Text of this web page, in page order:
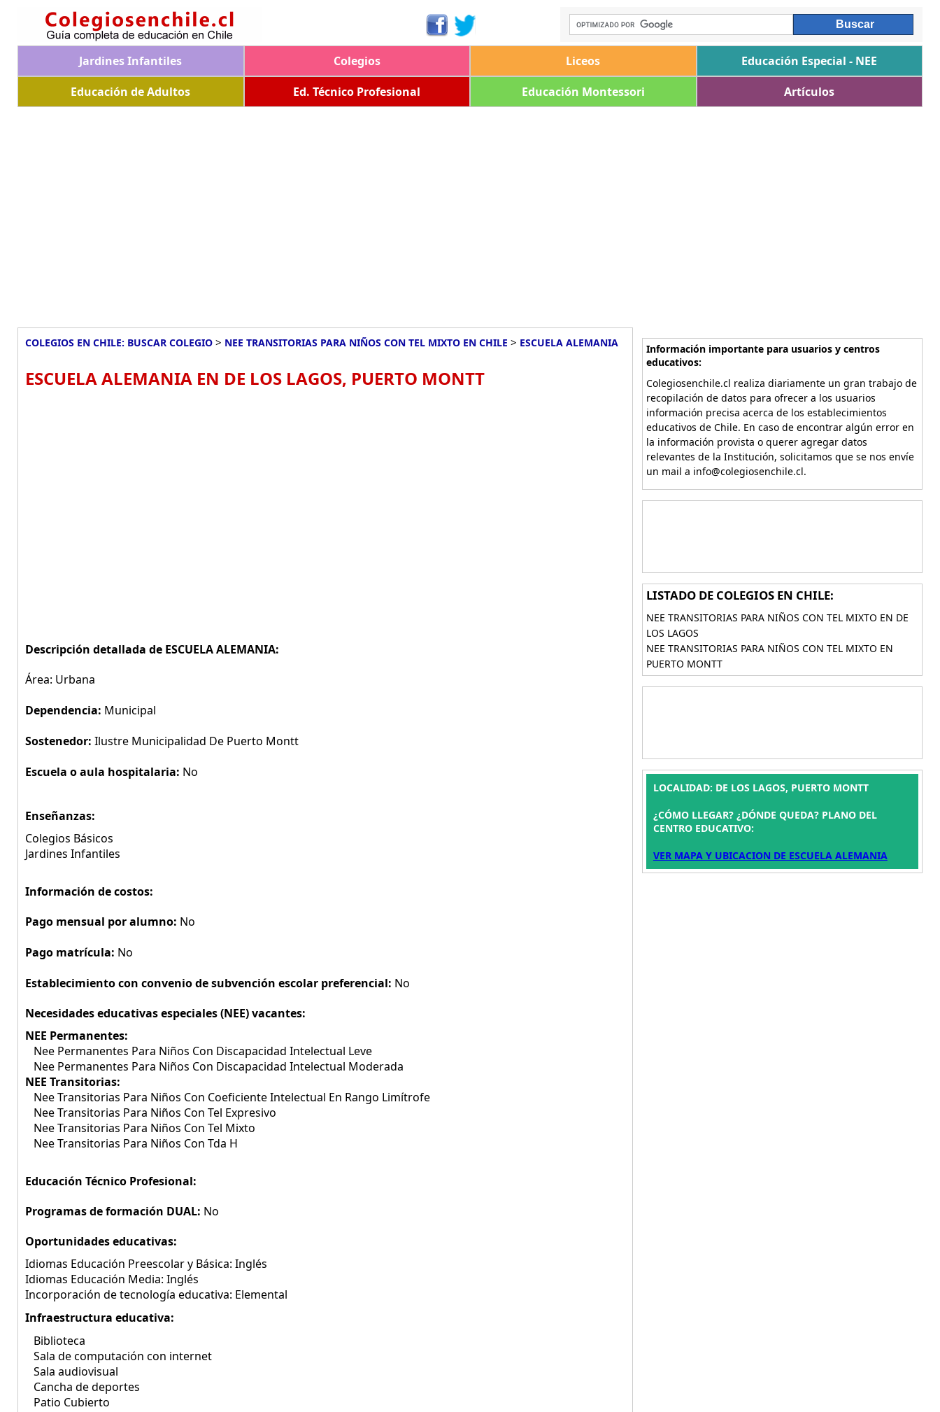
Jardines Infantiles Colegios Liceos
Educación Especial - NEE
Educación de Adultos
Ed. Técnico Profesional Educación Montessori Artículos
COLEGIOS EN CHILE: BUSCAR COLEGIO > NEE TRANSITORIAS PARA NIÑOS CON TEL MIXTO EN CHILE > ESCUELA ALEMANIA
ESCUELA ALEMANIA EN DE LOS LAGOS, PUERTO MONTT
Descripción detallada de ESCUELA ALEMANIA:
Área: Urbana
Dependencia: Municipal
Sostenedor: Ilustre Municipalidad De Puerto Montt
Escuela o aula hospitalaria: No
Enseñanzas:
Colegios Básicos
Jardines Infantiles
Información de costos:
Pago mensual por alumno: No
Pago matrícula: No
Establecimiento con convenio de subvención escolar preferencial: No
Necesidades educativas especiales (NEE) vacantes:
NEE Permanentes:
Nee Permanentes Para Niños Con Discapacidad Intelectual Leve
Nee Permanentes Para Niños Con Discapacidad Intelectual Moderada
NEE Transitorias:
Nee Transitorias Para Niños Con Coeficiente Intelectual En Rango Limítrofe
Nee Transitorias Para Niños Con Tel Expresivo
Nee Transitorias Para Niños Con Tel Mixto
Nee Transitorias Para Niños Con Tda H
Educación Técnico Profesional:
Programas de formación DUAL: No
Oportunidades educativas:
Idiomas Educación Preescolar y Básica: Inglés
Idiomas Educación Media: Inglés
Incorporación de tecnología educativa: Elemental
Infraestructura educativa:
Biblioteca
Sala de computación con internet
Sala audiovisual
Cancha de deportes
Patio Cubierto
Información importante para usuarios y centros
educativos:
Colegiosenchile.cl realiza diariamente un gran trabajo de
recopilación de datos para ofrecer a los usuarios
información precisa acerca de los establecimientos
educativos de Chile. En caso de encontrar algún error en
la información provista o querer agregar datos
relevantes de la Institución, solicitamos que se nos envíe
un mail a info@colegiosenchile.cl.
LISTADO DE COLEGIOS EN CHILE:
NEE TRANSITORIAS PARA NIÑOS CON TEL MIXTO EN DE
LOS LAGOS
NEE TRANSITORIAS PARA NIÑOS CON TEL MIXTO EN
PUERTO MONTT
LOCALIDAD: DE LOS LAGOS, PUERTO MONTT
¿CÓMO LLEGAR? ¿DÓNDE QUEDA? PLANO DEL
CENTRO EDUCATIVO:
VER MAPA Y UBICACION DE ESCUELA ALEMANIA